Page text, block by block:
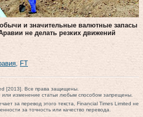
и значительные валютные запасы
не делать резких движений
FT
[2013]. Все права защищены.
или изменение статьи любым способом запрещены.
за перевод этого текста, Financial Times Limited не
за точность или качество перевода.